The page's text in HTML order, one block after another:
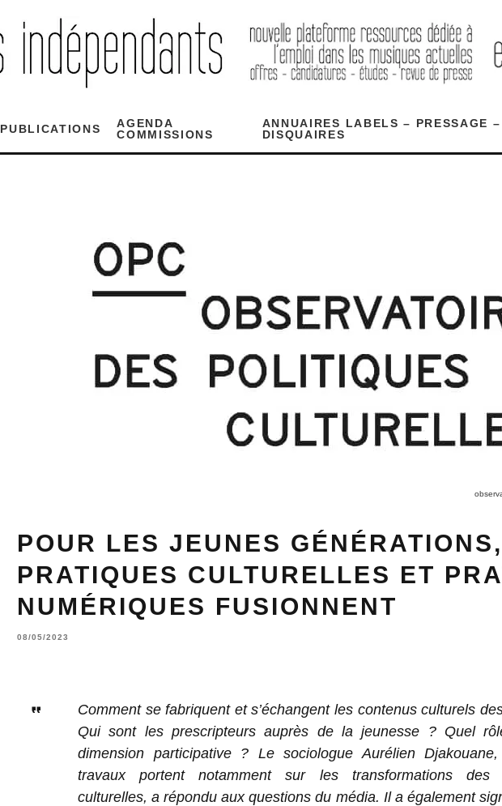
PUBLICATIONS
AGENDA
COMMISSIONS
ANNUAIRES LABELS – PRESSAGE
DISQUAIRES
POUR LES JEUNES GÉNÉRATIONS,
PRATIQUES CULTURELLES ET
NUMÉRIQUES FUSIONNENT
08/05/2023
Comment se fabriquent et s’échangent les contenus culturels
Qui sont les prescripteurs auprès de la jeunesse ? Quel
dimension participative ? Le sociologue Aurélien
travaux portent notamment sur les transformations des
culturelles, a répondu aux questions du média. Il a également